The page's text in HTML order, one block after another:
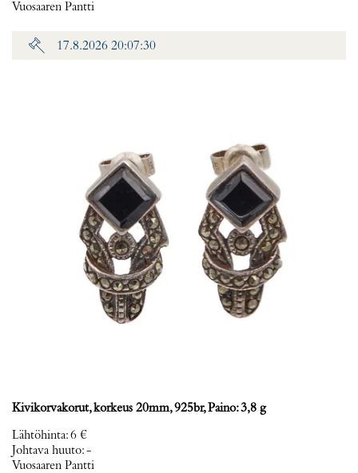
Vuosaaren Pantti
17.8.2026 20:07:30
Kivikorvakorut, korkeus 20mm, 925br, Paino: 3,8 g
Lähtöhinta:6 €
Johtava huuto:-
Vuosaaren Pantti